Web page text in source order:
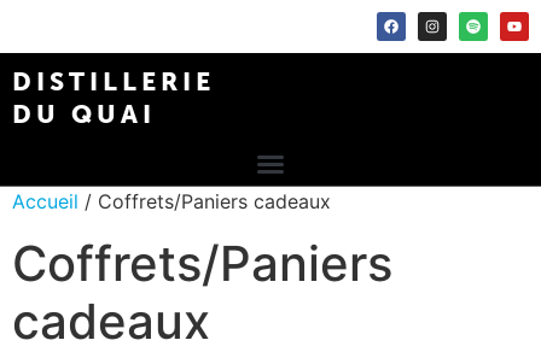
DISTILLERIE
DU QUAI
Accueil / Coffrets/Paniers cadeaux
Coffrets/Paniers
cadeaux